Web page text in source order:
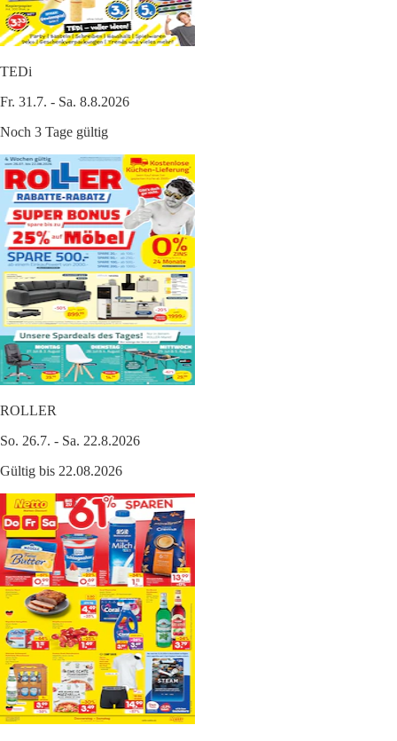
TEDi
Fr. 31.7. - Sa. 8.8.2026
Noch 3 Tage gültig
ROLLER
So. 26.7. - Sa. 22.8.2026
Gültig bis 22.08.2026